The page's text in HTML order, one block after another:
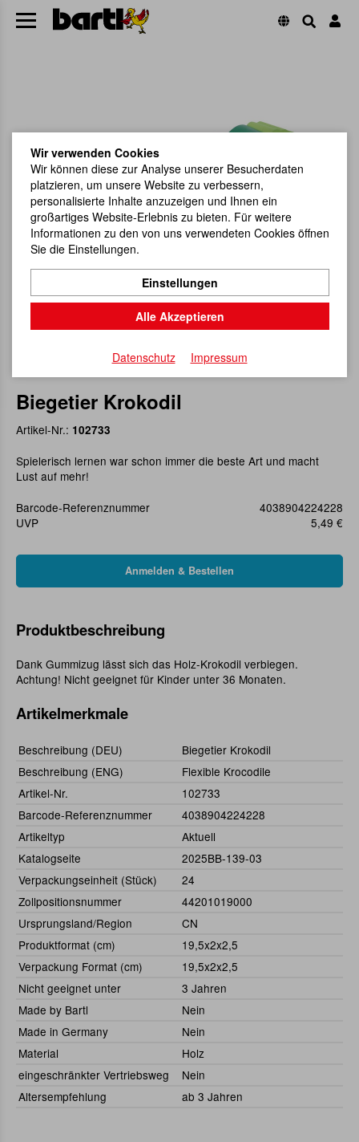
Biegetier Krokodil
Artikel-Nr.: 102733
Spielerisch lernen war schon immer die beste Art und macht
Lust auf mehr!
Barcode-Referenznummer
4038904224228
UVP
5,49 €
Produktbeschreibung
Dank Gummizug lässt sich das Holz-Krokodil verbiegen.
Achtung! Nicht geeignet für Kinder unter 36 Monaten.
Artikelmerkmale
Beschreibung (DEU)
Biegetier Krokodil
Beschreibung (ENG)
Flexible Krocodile
Artikel-Nr.
102733
Barcode-Referenznummer
4038904224228
Artikeltyp
Aktuell
Katalogseite
2025BB-139-03
Verpackungseinheit (Stück)
24
Zollpositionsnummer
44201019000
Ursprungsland/Region
CN
Produktformat (cm)
19,5x2x2,5
Verpackung Format (cm)
19,5x2x2,5
Nicht geeignet unter
3 Jahren
Made by Bartl
Nein
Made in Germany
Nein
Material
Holz
eingeschränkter Vertriebsweg
Nein
Altersempfehlung
ab 3 Jahren
Wir verwenden Cookies
Wir können diese zur Analyse unserer Besucherdaten
platzieren, um unsere Website zu verbessern,
personalisierte Inhalte anzuzeigen und Ihnen ein
großartiges Website-Erlebnis zu bieten. Für weitere
Informationen zu den von uns verwendeten Cookies öffnen
Sie die Einstellungen.
Einstellungen
Alle Akzeptieren
Datenschutz Impressum